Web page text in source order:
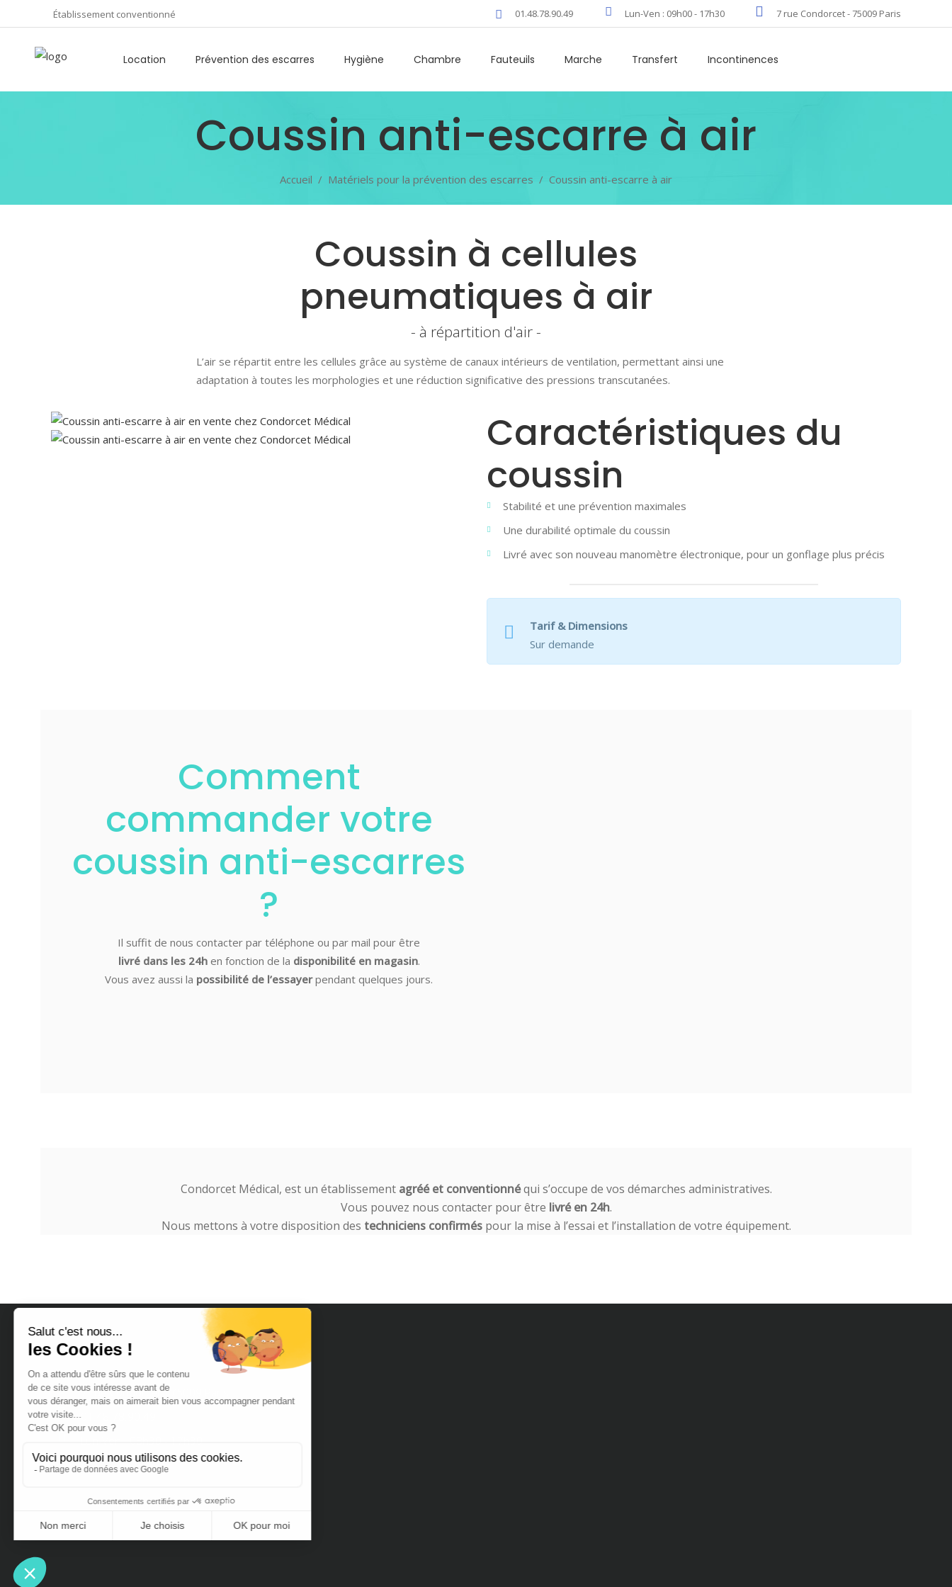
Établissement conventionné 01.48.78.90.49 Lun-Ven : 09h00 - 17h30 7 rue Condorcet - 75009 Paris
Location Prévention des escarres Hygiène Chambre Fauteuils Marche Transfert Incontinences
Coussin anti-escarre à air
Accueil / Matériels pour la prévention des escarres / Coussin anti-escarre à air
Coussin à cellules
pneumatiques à air
- à répartition d'air -
L’air se répartit entre les cellules grâce au système de canaux intérieurs de ventilation, permettant ainsi une
adaptation à toutes les morphologies et une réduction significative des pressions transcutanées.
Caractéristiques du
coussin
Stabilité et une prévention maximales
Une durabilité optimale du coussin
Livré avec son nouveau manomètre électronique, pour un gonflage plus précis
Tarif & Dimensions
Sur demande
Comment
commander votre
coussin anti-escarres
?
Il suffit de nous contacter par téléphone ou par mail pour être
livré dans les 24hen fonction de la disponibilité en magasin.
Vous avez aussi la possibilité de l’essayerpendant quelques jours.
Condorcet Médical, est un établissement agréé et conventionnéqui s’occupe de vos démarches administratives.
Vous pouvez nous contacter pour être livré en 24h.
Nous mettons à votre disposition des techniciens confirméspour la mise à l’essai et l’installation de votre équipement.
7 rue Condorcet - 75009 Paris
01.48.78.90.49